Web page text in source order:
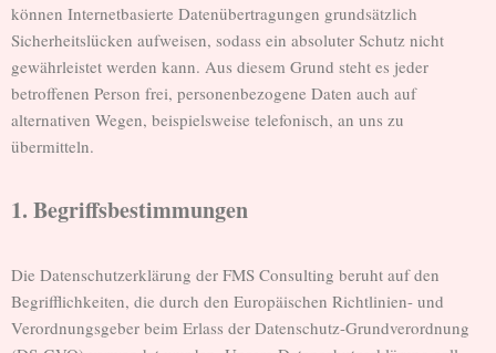
können Internetbasierte Datenübertragungen grundsätzlich
Sicherheitslücken aufweisen, sodass ein absoluter Schutz nicht
gewährleistet werden kann. Aus diesem Grund steht es jeder
betroffenen Person frei, personenbezogene Daten auch auf
alternativen Wegen, beispielsweise telefonisch, an uns zu
übermitteln.
1. Begriffsbestimmungen
Die Datenschutzerklärung der FMS Consulting beruht auf den
Begrifflichkeiten, die durch den Europäischen Richtlinien- und
Verordnungsgeber beim Erlass der Datenschutz-Grundverordnung